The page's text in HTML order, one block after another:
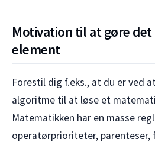
Motivation til at gøre
element
Forestil dig f.eks., at du er ved
algoritme til at løse et
Matematikken har en masse
operatørprioriteter, parenteser,